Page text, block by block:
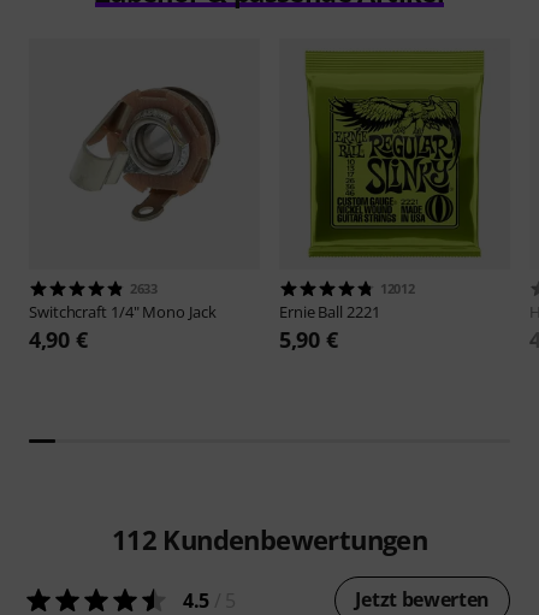
2633
Switchcraft 1/4" Mono Jack
4,90 €
12012
Ernie Ball 2221
5,90 €
112 Kundenbewertungen
4.5 Jetzt bewerten